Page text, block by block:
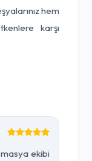
hem
karşı
ekibi